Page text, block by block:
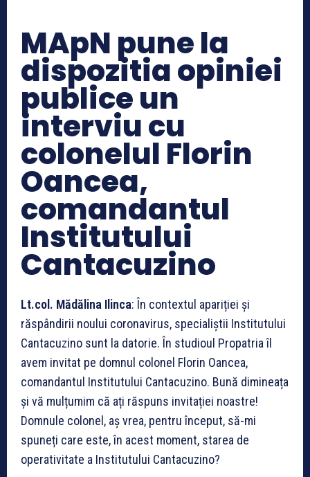
MApN pune la
dispozitia opiniei
publice un
interviu cu
colonelul Florin
Oancea,
comandantul
Institutului
Cantacuzino
Lt.col. Mădălina Ilinca: În contextul apariției și
răspândirii noului coronavirus, specialiștii Institutului
Cantacuzino sunt la datorie. În studioul Propatria îl
avem invitat pe domnul colonel Florin Oancea,
comandantul Institutului Cantacuzino. Bună dimineața
și vă mulțumim că ați răspuns invitației noastre!
Domnule colonel, aș vrea, pentru început, să-mi
spuneți care este, în acest moment, starea de
operativitate a Institutului Cantacuzino?